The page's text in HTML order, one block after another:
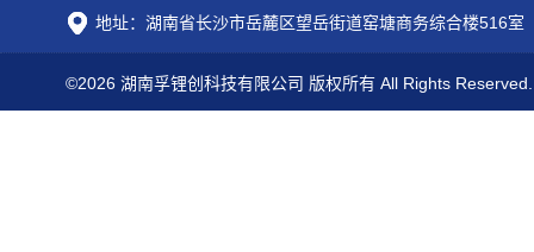
地址：湖南省长沙市岳麓区望岳街道窑塘商务综合楼516室
©2026 湖南孚锂创科技有限公司 版权所有 All Rights